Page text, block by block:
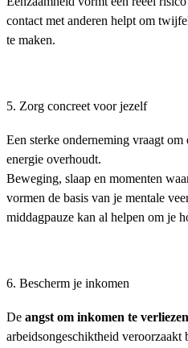
contact met anderen helpt om
te maken.
5. Zorg concreet voor jezelf
Een sterke onderneming vraagt
energie overhoudt.
Beweging, slaap en momenten
vormen de basis van je mentale
middagpauze kan al helpen om je
6. Bescherm je inkomen
De angst om inkomen te verliezen
arbeidsongeschiktheid veroorzaakt